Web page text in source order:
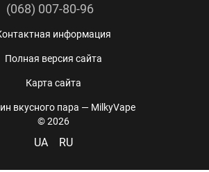
(068) 007-80-96
информация
Полная версия сайта
Карта сайта
вкусного пара — MilkyVape
© 2026
UA RU